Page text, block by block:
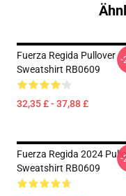
Fuerza Regida Pullover
Sweatshirt RB0609
32,35 £ - 37,88 £
-
Fuerza Regida 2024
Sweatshirt RB0609
-